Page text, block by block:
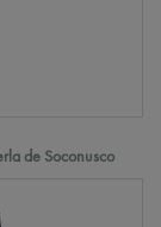
de Soconusco